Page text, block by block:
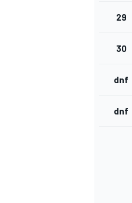
29
30
dnf
dnf